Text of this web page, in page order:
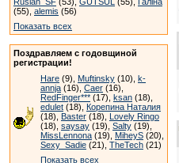
(55), alemis (56)
Показать всех
Поздравляем с годовщиной
регистрации!
Hare (9), Muftinsky (10), k-
annja (16), Caer (16),
RedFinger*** (17), ksan (18),
edulet (18), Корепина Наталия
(18), Baster (18), Lovely Ringo
(18), saysay (19), Salty (19),
MissLennona (19), MiheyS (20),
Sexy_Sadie (21), TheTech (21)
Показать всех